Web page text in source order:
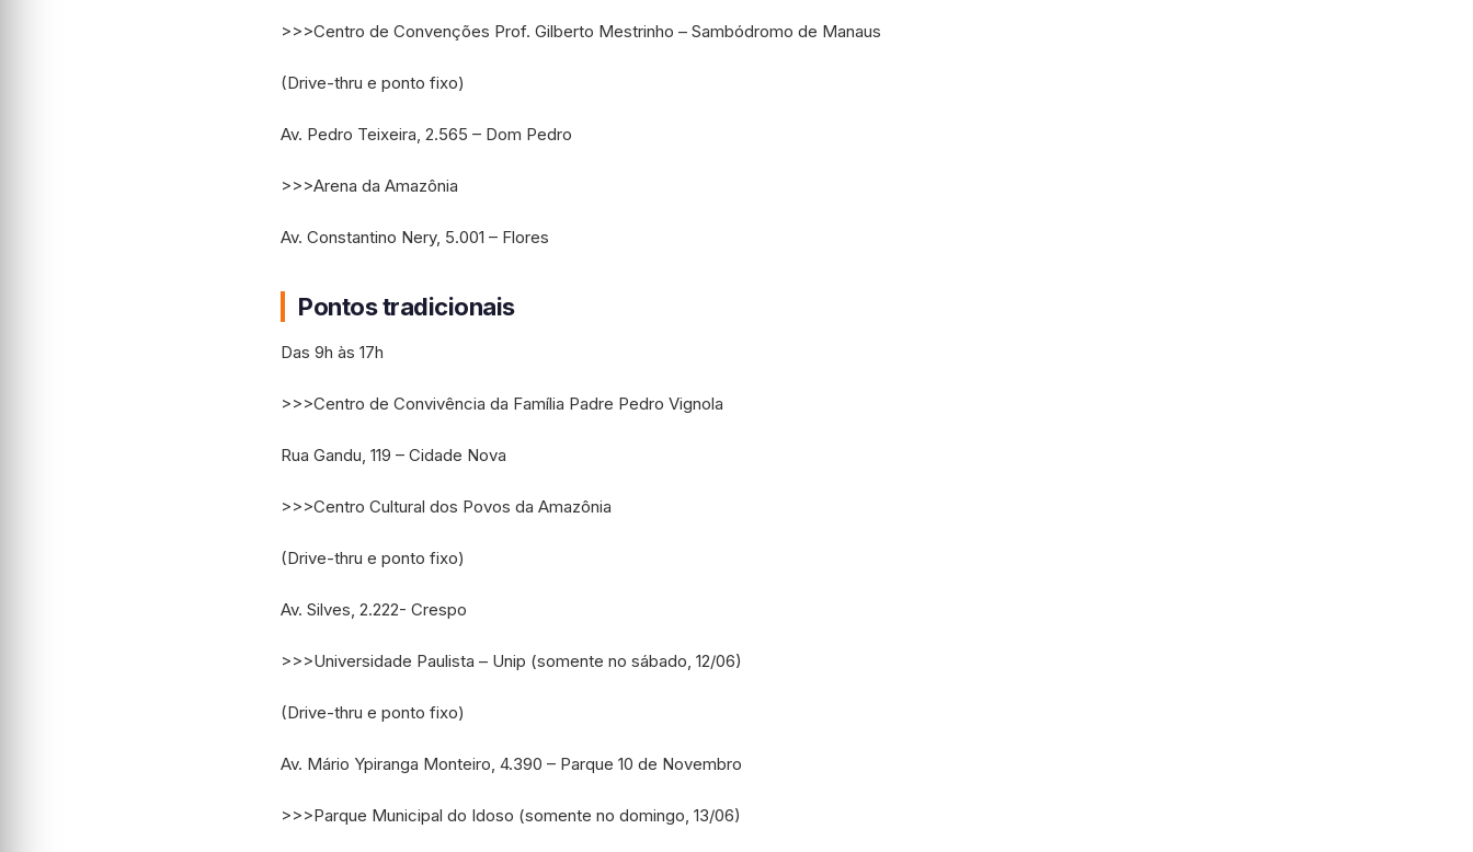
>>>Centro de Convenções Prof. Gilberto Mestrinho – Sambódromo de Manaus
(Drive-thru e ponto fixo)
Av. Pedro Teixeira, 2.565 – Dom Pedro
>>>Arena da Amazônia
Av. Constantino Nery, 5.001 – Flores
Pontos tradicionais
Das 9h às 17h
>>>Centro de Convivência da Família Padre Pedro Vignola
Rua Gandu, 119 – Cidade Nova
>>>Centro Cultural dos Povos da Amazônia
(Drive-thru e ponto fixo)
Av. Silves, 2.222- Crespo
>>>Universidade Paulista – Unip (somente no sábado, 12/06)
(Drive-thru e ponto fixo)
Av. Mário Ypiranga Monteiro, 4.390 – Parque 10 de Novembro
>>>Parque Municipal do Idoso (somente no domingo, 13/06)